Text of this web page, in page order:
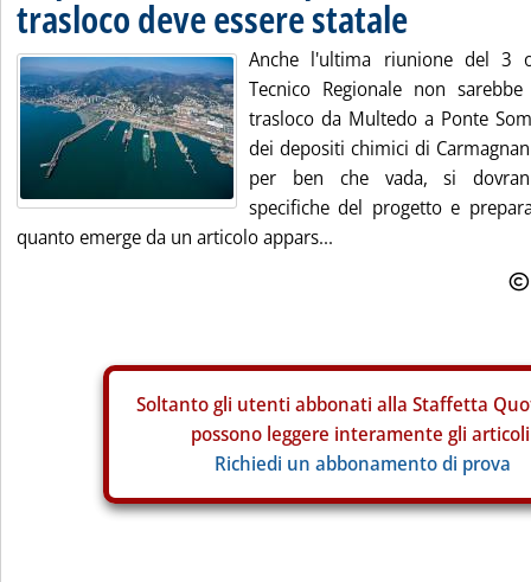
trasloco deve essere statale
Anche l'ultima riunione del 3
Tecnico Regionale non
trasloco da Multedo a Ponte
dei depositi chimici di
per ben che vada, si
specifiche del progetto e
quanto emerge da un articolo appars...
Soltanto gli utenti abbonati alla Staffetta
possono leggere interamente gli
Richiedi un abbonamento di prova